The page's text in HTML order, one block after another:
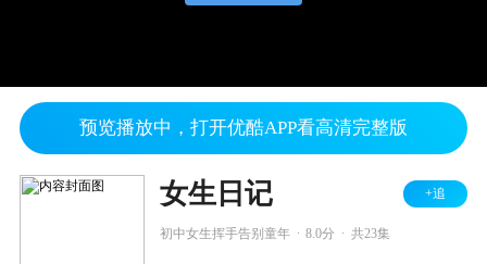
预览播放中，打开优酷APP看高清完整版
女生日记 +追
初中女生挥手告别童年 8.0分 共23集